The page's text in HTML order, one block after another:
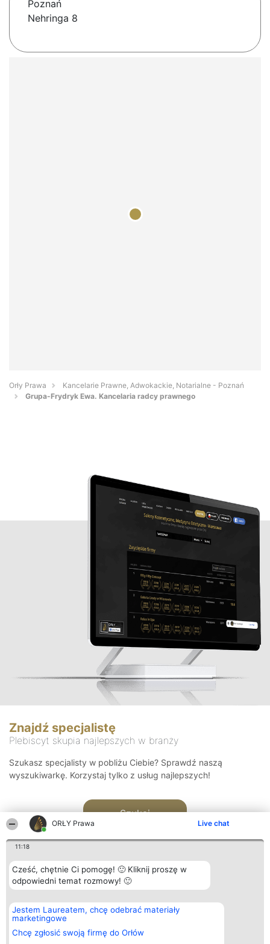
ORŁY Prawa Live chat
11:18
Cześć, chętnie Ci pomogę! 🙂 Kliknij proszę w
odpowiedni temat rozmowy! 🙂
Jestem Laureatem, chcę odebrać materiały
marketingowe
Chcę zgłosić swoją firmę do Orłów
Poznań
Nehringa 8
Orły Prawa
Kancelarie Prawne, Adwokackie, Notarialne - Poznań
Grupa-Frydryk Ewa. Kancelaria radcy prawnego
Znajdź specjalistę
Plebiscyt skupia najlepszych w branży
Szukasz specjalisty w pobliżu Ciebie? Sprawdź naszą
wyszukiwarkę. Korzystaj tylko z usług najlepszych!
Szukaj
Organizator plebiscytu
Bright Side Solutions sp. z o.
o. sp. k.
ul. Ruska 22
Wrocław 50-079
Plebiscyt
Laureaci
wszystkich
Laureatów
Kontakt
Kontakt